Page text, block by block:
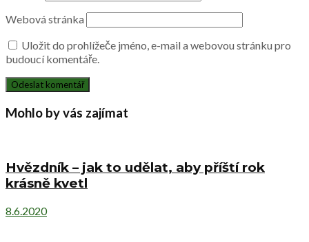
Webová stránka
Uložit do prohlížeče jméno, e-mail a webovou stránku pro
budoucí komentáře.
Mohlo by vás zajímat
Hvězdník – jak to udělat, aby příští rok
krásně kvetl
8.6.2020